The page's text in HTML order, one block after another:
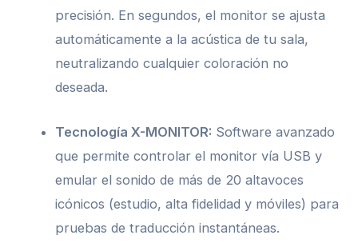
precisión. En segundos, el monitor se ajusta
automáticamente a la acústica de tu sala,
neutralizando cualquier coloración no
deseada.
Tecnología X-MONITOR: Software avanzado
que permite controlar el monitor vía USB y
emular el sonido de más de 20 altavoces
icónicos (estudio, alta fidelidad y móviles) para
pruebas de traducción instantáneas.